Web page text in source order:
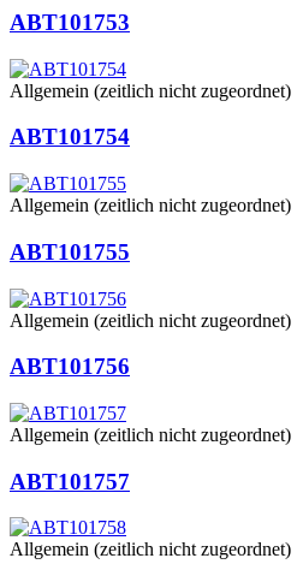
ABT101753
Allgemein (zeitlich nicht zugeordnet)
ABT101754
Allgemein (zeitlich nicht zugeordnet)
ABT101755
Allgemein (zeitlich nicht zugeordnet)
ABT101756
Allgemein (zeitlich nicht zugeordnet)
ABT101757
Allgemein (zeitlich nicht zugeordnet)